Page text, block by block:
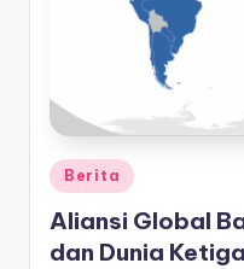
Posted
in
Berita
Aliansi Global
dan Dunia Ketiga